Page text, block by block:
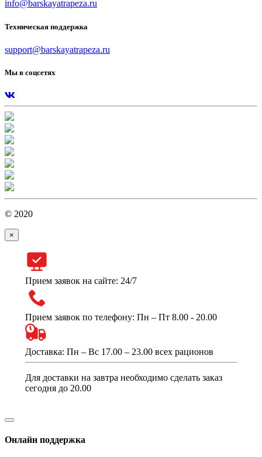
info@barskayatrapeza.ru
Техническая поддержка
support@barskayatrapeza.ru
Мы в соцсетях
© 2020
×
Прием заявок на сайте: 24/7
Прием заявок по телефону: Пн – Пт 8.00 - 20.00
Доставка: Пн – Вс 17.00 – 23.00 всех рационов
Для доставки на завтра необходимо сделать заказ
сегодня до 20.00
Онлайн поддержка